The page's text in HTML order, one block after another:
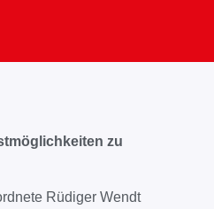
zu
Rüdiger Wendt